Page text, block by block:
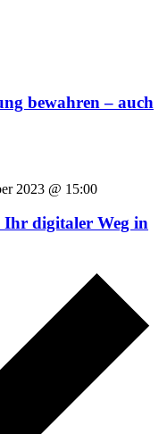
bewahren – auch
2023 @ 15:00
Ihr digitaler Weg in